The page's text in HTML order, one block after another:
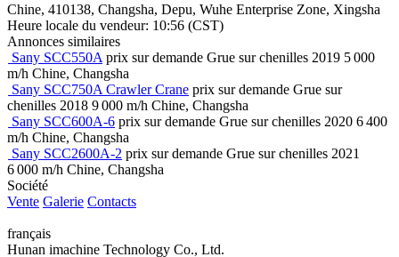
Chine, 410138, Changsha, Depu, Wuhe Enterprise Zone, Xingsha
Heure locale du vendeur: 10:56 (CST)
Annonces similaires
Sany SCC550A prix sur demande Grue sur chenilles 2019 5 000
m/h Chine, Changsha
Sany SCC750A Crawler Crane prix sur demande Grue sur
chenilles 2018 9 000 m/h Chine, Changsha
Sany SCC600A-6 prix sur demande Grue sur chenilles 2020 6 400
m/h Chine, Changsha
Sany SCC2600A-2 prix sur demande Grue sur chenilles 2021
6 000 m/h Chine, Changsha
Société
Vente Galerie Contacts
français
Hunan imachine Technology Co., Ltd.